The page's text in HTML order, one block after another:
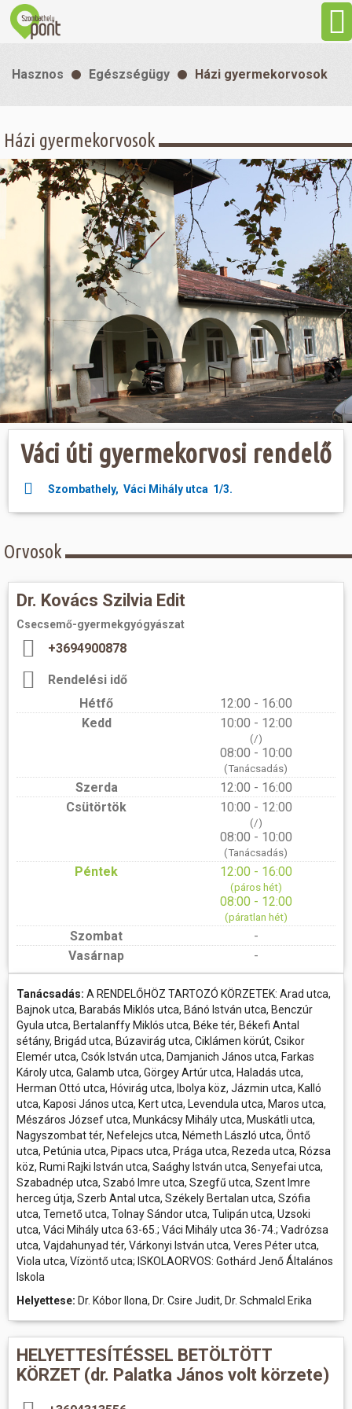
Látnivalók
Gasztronómia
Szállás
Sport
Szabadidő
Hasznos
Hasznos Egészségügy Házi gyermekorvosok
Házi gyermekorvosok
Váci úti gyermekorvosi rendelő
Szombathely, Váci Mihály utca 1/3.
Orvosok
Dr. Kovács Szilvia Edit
Csecsemő-gyermekgyógyászat
+3694900878
Rendelési idő
Hétfő
12:00 - 16:00
Kedd
10:00 - 12:00
(/)
08:00 - 10:00
(Tanácsadás)
Szerda
12:00 - 16:00
Csütörtök
10:00 - 12:00
(/)
08:00 - 10:00
(Tanácsadás)
Péntek 12:00 - 16:00
(páros hét)
08:00 - 12:00
(páratlan hét)
Szombat
-
Vasárnap
-
Tanácsadás: A RENDELŐHÖZ TARTOZÓ KÖRZETEK: Arad utca,
Bajnok utca, Barabás Miklós utca, Bánó István utca, Benczúr
Gyula utca, Bertalanffy Miklós utca, Béke tér, Békefi Antal
sétány, Brigád utca, Búzavirág utca, Ciklámen körút, Csikor
Elemér utca, Csók István utca, Damjanich János utca, Farkas
Károly utca, Galamb utca, Görgey Artúr utca, Haladás utca,
Herman Ottó utca, Hóvirág utca, Ibolya köz, Jázmin utca, Kalló
utca, Kaposi János utca, Kert utca, Levendula utca, Maros utca,
Mészáros József utca, Munkácsy Mihály utca, Muskátli utca,
Nagyszombat tér, Nefelejcs utca, Németh László utca, Öntő
utca, Petúnia utca, Pipacs utca, Prága utca, Rezeda utca, Rózsa
köz, Rumi Rajki István utca, Saághy István utca, Senyefai utca,
Szabadnép utca, Szabó Imre utca, Szegfű utca, Szent Imre
herceg útja, Szerb Antal utca, Székely Bertalan utca, Szófia
utca, Temető utca, Tolnay Sándor utca, Tulipán utca, Uzsoki
utca, Váci Mihály utca 63-65.; Váci Mihály utca 36-74.; Vadrózsa
utca, Vajdahunyad tér, Várkonyi István utca, Veres Péter utca,
Viola utca, Vízöntő utca; ISKOLAORVOS: Gothárd Jenő Általános
Iskola
Helyettese: Dr. Kóbor Ilona, Dr. Csire Judit, Dr. Schmalcl Erika
HELYETTESÍTÉSSEL BETÖLTÖTT
KÖRZET (dr. Palatka János volt körzete)